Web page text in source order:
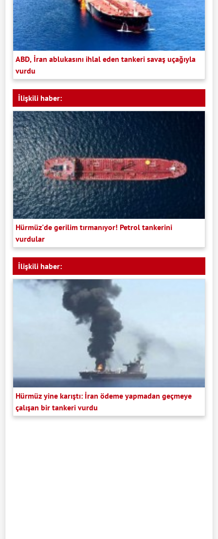
ABD, İran ablukasını ihlal eden tankeri savaş uçağıyla
vurdu
İlişkili haber:
Hürmüz'de gerilim tırmanıyor! Petrol tankerini
vurdular
İlişkili haber:
Hürmüz yine karıştı: İran ödeme yapmadan geçmeye
çalışan bir tankeri vurdu